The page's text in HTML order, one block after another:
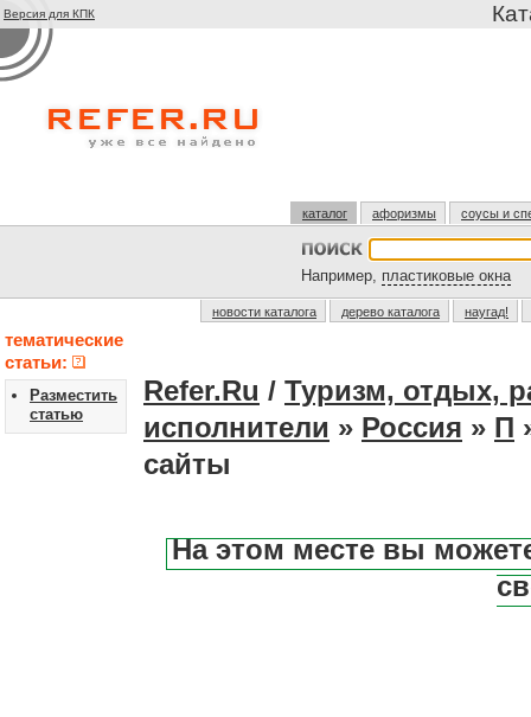
Версия для КПК
каталог афоризмы соусы и
Например, пластиковые окна
новости каталога дерево каталога наугад!
тематические
статьи:
Разместить
статью
Refer.Ru / Туризм, отдых,
исполнители » Россия » П
сайты
На этом месте вы